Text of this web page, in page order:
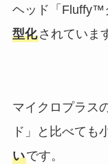
ヘッド「Fluffy™
型化されていま
マイクロプラス
ド」と比べても
いです。